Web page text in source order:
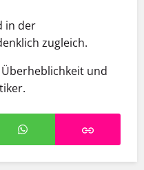
in der
zugleich.
und